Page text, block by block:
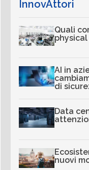
InnovAttori
Quali
physical
AI in
di
Data
nuovi